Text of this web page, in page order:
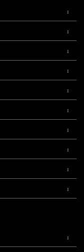
1
1
1
1
1
1
1
1
1
1
1